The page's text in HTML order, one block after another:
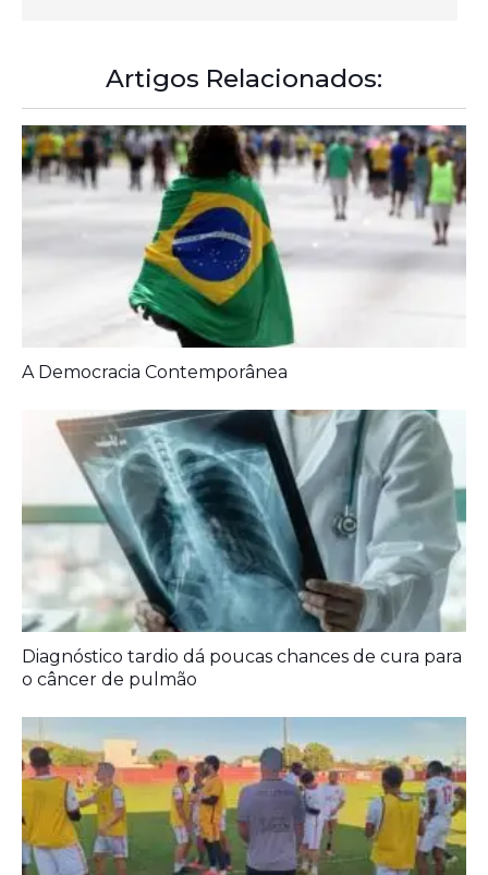
A Democracia Contemporânea
Diagnóstico tardio dá poucas chances de cura para
Agora é oficial